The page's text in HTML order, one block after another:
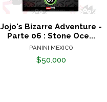
Jojo's Bizarre Adventure -
Parte 06 : Stone Oce...
PANINI MEXICO
$50.000